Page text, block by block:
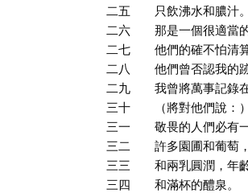
二五 只飲沸水和膿汁。
二六 那是一個很適當的
二七 他們的確不怕清
二八 他們曾否認我的跡
二九 我曾將萬事記錄在
三十 （將對他們說：）
三一 敬畏的人們必有一
三二 許多園圃和葡萄，
三三 和兩乳圓潤，年齡
三四 和滿杯的醴泉。